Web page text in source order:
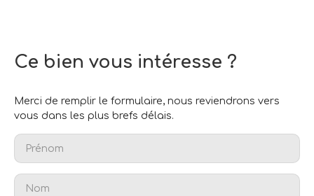
Ce bien vous intéresse ?
Merci de remplir le formulaire, nous reviendrons vers
vous dans les plus brefs délais.
Prénom
Nom